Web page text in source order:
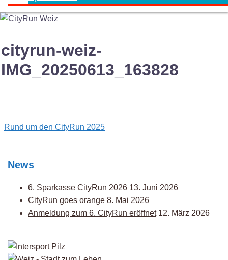
cityrun-weiz-
IMG_20250613_163828
Post
Rund um den CityRun 2025
News
6. Sparkasse CityRun 2026 13. Juni 2026
CityRun goes orange 8. Mai 2026
Anmeldung zum 6. CityRun eröffnet 12. März 2026